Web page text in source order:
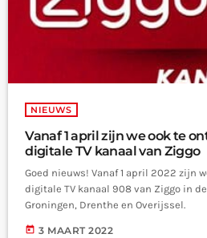
NIEUWS
Vanaf 1 april zijn we ook te
digitale TV kanaal van Ziggo
Goed nieuws! Vanaf 1 april 2022 zijn
digitale TV kanaal 908 van Ziggo in
Groningen, Drenthe en Overijssel.
today 3 MAART 2022